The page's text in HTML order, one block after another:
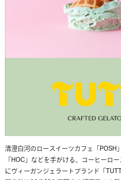
清澄白河のロースイーツカフェ「
「HOC」などを手がける、コーヒーロ
にヴィーガンジェラートブランド「